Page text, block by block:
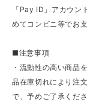
「Pay ID」アカウン
めてコンビニ等でお
■注意事項
・流動性の高い商品
品在庫切れにより注
で、予めご了承くださ